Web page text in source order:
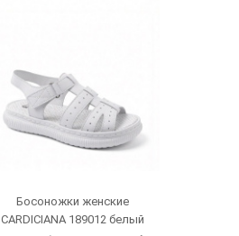
Босоножки женские
CARDICIANA 189012 белый